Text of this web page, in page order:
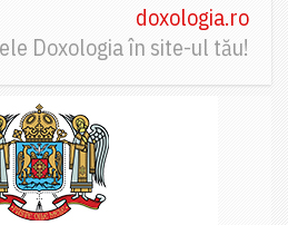
doxologia.ro
Doxologia în site-ul tău!